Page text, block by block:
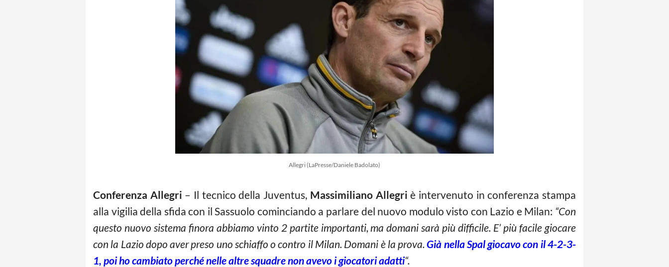
Allegri (LaPresse/Daniele Badolato)
Conferenza Allegri – Il tecnico della Juventus, Massimiliano Allegri è intervenuto in conferenza stampa
alla vigilia della sfida con il Sassuolo cominciando a parlare del nuovo modulo visto con Lazio e Milan: “Con
questo nuovo sistema finora abbiamo vinto 2 partite importanti, ma domani sarà più difficile. E’ più facile giocare
con la Lazio dopo aver preso uno schiaffo o contro il Milan. Domani è la prova.Già nella Spal giocavo con il 4-2-3-
1, poi ho cambiato perché nelle altre squadre non avevo i giocatori adatti“.